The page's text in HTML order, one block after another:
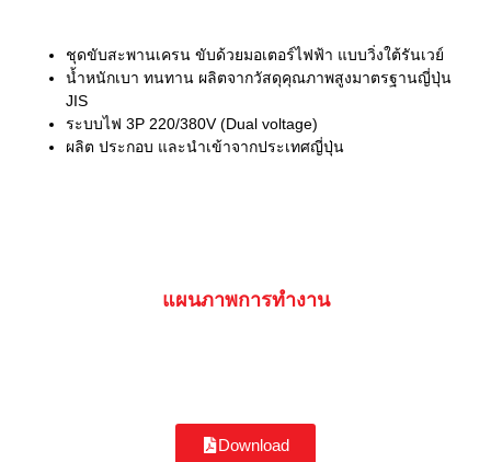
ชุดขับสะพานเครน ขับด้วยมอเตอร์ไฟฟ้า แบบวิ่งใต้รันเวย์
น้ำหนักเบา ทนทาน ผลิตจากวัสดุคุณภาพสูงมาตรฐานญี่ปุ่น
JIS
ระบบไฟ 3P 220/380V (Dual voltage)
ผลิต ประกอบ และนำเข้าจากประเทศญี่ปุ่น
แผนภาพการทำงาน
Download